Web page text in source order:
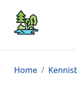
Home